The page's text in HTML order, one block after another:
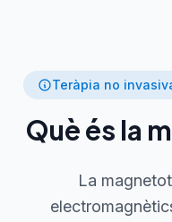
Teràpia no
Què és la
La